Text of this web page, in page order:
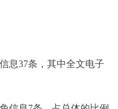
37条，其中全文电子